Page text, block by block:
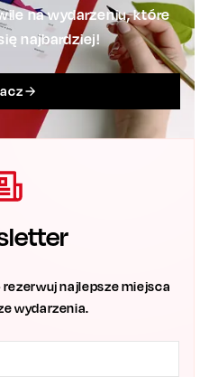
na wydarzeniu, które
najbardziej!
rezerwuj najlepsze miejsca
wydarzenia.